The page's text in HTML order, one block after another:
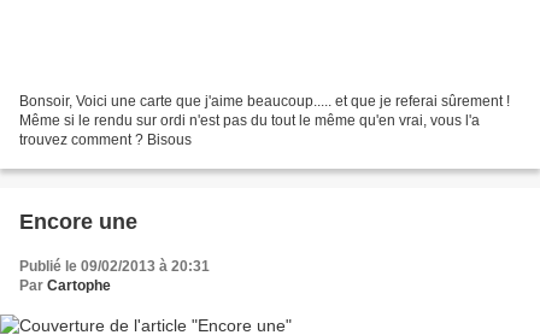
Bonsoir, Voici une carte que j'aime beaucoup..... et que je referai sûrement !
Même si le rendu sur ordi n'est pas du tout le même qu'en vrai, vous l'a
trouvez comment ? Bisous
Encore une
Publié le 09/02/2013 à 20:31
Par Cartophe